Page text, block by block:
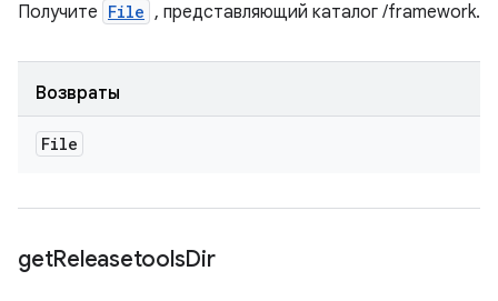
Получите File , представляющий каталог /framework.
Возвраты
File
getReleasetoolsDir